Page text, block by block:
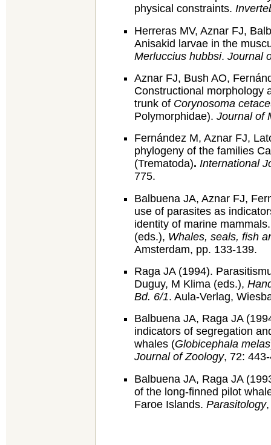
physical constraints.
Herreras MV, Aznar FJ,
Anisakid larvae in the
Merluccius hubbsi. Journal
Aznar FJ, Bush AO,
Constructional morphology
trunk of Corynosoma
Polymorphidae). Journal of
Fernández M, Aznar FJ,
phylogeny of the families
(Trematoda). International
775.
Balbuena JA, Aznar FJ,
use of parasites as
identity of marine
(eds.), Whales, seals, fish
Amsterdam, pp. 133-139.
Raga JA (1994).
Duguy, M Klima (eds.),
Bd. 6/1. Aula‑Verlag,
Balbuena JA, Raga JA
indicators of segregation
whales (Globicephala melas
Journal of Zoology, 72:
Balbuena JA, Raga JA
of the long‑finned pilot
Faroe Islands. Parasitology,